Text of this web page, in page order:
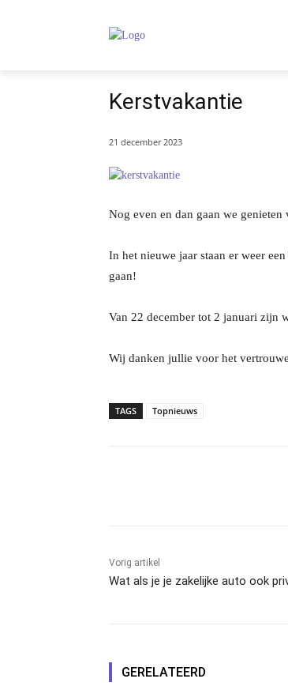
Kerstvakantie
21 december 2023
Nog even en dan gaan we
In het nieuwe jaar staan er weer
gaan!
Van 22 december tot 2 januari zijn
Wij danken jullie voor het
TAGS Topnieuws
Vorig artikel
Wat als je je zakelijke auto ook
GERELATEERD